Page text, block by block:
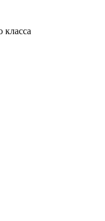
класса